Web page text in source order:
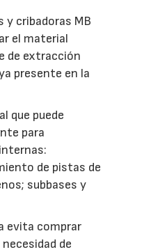
y cribadoras MB
el material
de extracción
presente en la
que puede
para
de pistas de
subbases y
evita comprar
de